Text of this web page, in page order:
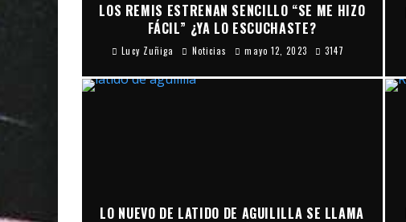
LOS REMIS ESTRENAN SENCILLO “SE ME HIZO
FÁCIL” ¿YA LO ESCUCHASTE?
Lucy Zuñiga Noticias mayo 12, 2023 3147
LO NUEVO DE LATIDO DE AGUILILLA SE LLAMA